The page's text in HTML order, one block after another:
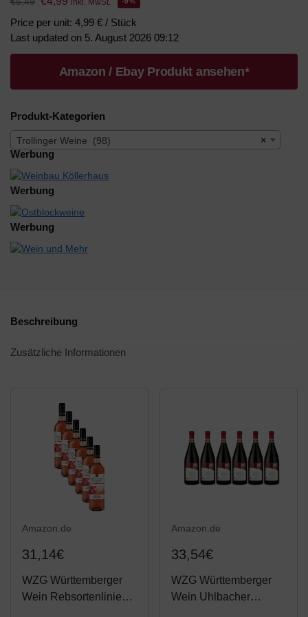
Price per unit: 4,99 € / Stück
Last updated on 5. August 2026 09:12
Amazon / Ebay Produkt ansehen*
Produkt-Kategorien
×
Trollinger Weine (98)
Werbung
Werbung
Werbung
Beschreibung
Zusätzliche Informationen
Amazon.de
31,14€
WZG Württemberger
Wein Rebsortenlinie
Amazon.de
33,54€
WZG Württemberger
Wein Uhlbacher